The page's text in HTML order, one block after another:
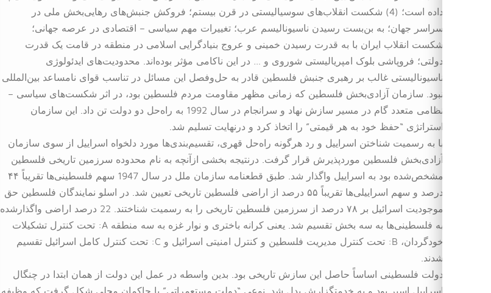
داده است؛ (4) شکست انقلاب‌های سوسیالیستی در قرن بیستم؛ فروکش جنبش‌های رهایی‌بخش ملی در
سراسر جهان؛ به بن‌بست رسیدن ناسیونالیسم عرب؛ تغییرات مهم سیاسی – اقتصادی در عرصه جهانی؛
شکست انقلاب ایران با به قدرت رسیدن خمینی و عروج بنیادگرایی اسلامی در منطقه در قامت یک قدرت
دولتی؛ فروپاشی بلوک امپریالیستی شوروی و … در این ناکامی مؤثر بوده‌اند. محدودیت‌های ایدئولوژی
ناسیونالیستی غالب بر رهبری جنبش فلسطین قادر به حل‌وفصل این مسائل در تناسب قوای نامساعد بین‌المللی
نبود. سازمان آزادی‌بخش فلسطین که زمانی مظهر مقاومت مردم فلسطین بود، در اثر شکست‌های سیاسی –
نظامی متعدد گام در مسیر سازش نهاد و سرانجام در سال 1992 به راه‌حل دو دولت تن داد. این سازمان
استراتژی “حفظ خود به هر قیمتی” را اتخاذ کرد و درنهایت تسلیم شد.
با به رسمیت شناختن اسراییل و رد هرگونه راه‌حل قهری، تقسیم‌بندی‌ها مورد دلخواه اسراییل از سوی سازمان
آزادی‌بخش فلسطین موردپذیرش قرار گرفت. درنتیجه بخشی ازآنچه به نام محدوده سرزمین تاریخی فلسطین
مشخص‌شده بود به اسراییل واگذار شد. طبق قطعنامه سازمان ملل در سال 1947 سهم فلسطینی‌ها تقریباً ۴۴
درصد و سهم اسراییلی‌ها تقریباً ۵۵ درصد از اراضی فلسطین تاریخی تعیین شد. در اسلو نمایندگان فلسطین حق
موجودیت اسرائیل بر ۷۸ درصد از سرزمین فلسطین تاریخی را به رسمیت شناختند. 22 درصد اراضی واگذارشده
به فلسطینی‌ها به سه بخش تقسیم شد. یعنی کرانه باختری و نوار غزه به سه منطقه A: تحت کنترل تشکیلات
خودگردان، B: تحت کنترل مدیریت فلسطین و کنترل امنیتی اسرائیل و C: تحت کنترل کامل اسرائیل تقسیم
شدند.
دولت فلسطینی اساساً حاصل این سازش تاریخی بود. بدین واسطه در عمل این دولت از همان ابتدا در چنگال
اسراییل اسیر بود و به خدمتگزارش بدل شد. نوعی “دولت مستعمراتی” با حاکمان محلی شکل گرفت که وظیفه